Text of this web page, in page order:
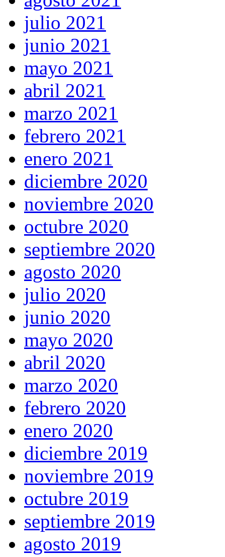
julio 2021
junio 2021
mayo 2021
abril 2021
marzo 2021
febrero 2021
enero 2021
diciembre 2020
noviembre 2020
octubre 2020
septiembre 2020
agosto 2020
julio 2020
junio 2020
mayo 2020
abril 2020
marzo 2020
febrero 2020
enero 2020
diciembre 2019
noviembre 2019
octubre 2019
septiembre 2019
agosto 2019